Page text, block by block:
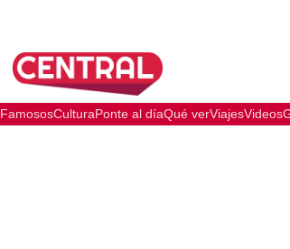
FamososCulturaPonte al díaQué verViajesVideos